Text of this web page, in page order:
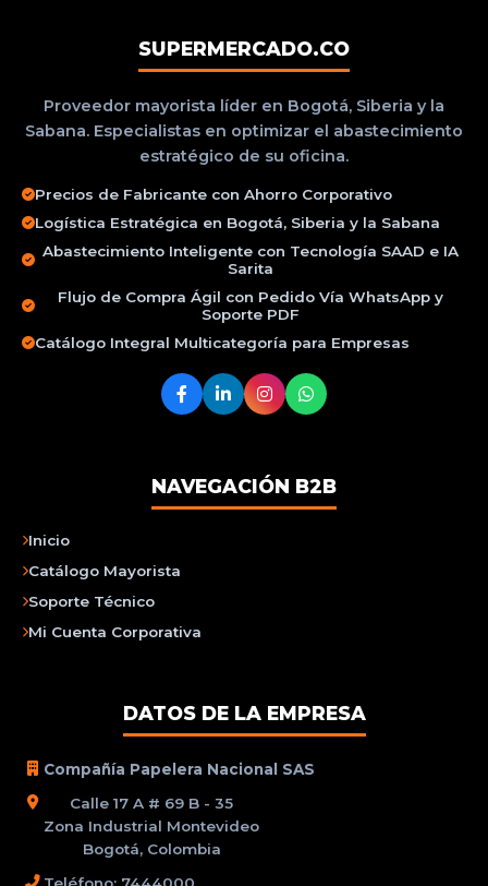
SUPERMERCADO.CO
Proveedor mayorista líder en Bogotá, Siberia y la
Sabana. Especialistas en optimizar el abastecimiento
estratégico de su oficina.
Precios de Fabricante con Ahorro Corporativo
Logística Estratégica en Bogotá, Siberia y la Sabana
Abastecimiento Inteligente con Tecnología SAAD e IA
Sarita
Flujo de Compra Ágil con Pedido Vía WhatsApp y
Soporte PDF
Catálogo Integral Multicategoría para Empresas
NAVEGACIÓN B2B
Inicio
Catálogo Mayorista
Soporte Técnico
Mi Cuenta Corporativa
DATOS DE LA EMPRESA
Compañía Papelera Nacional SAS
Calle 17 A # 69 B - 35
Zona Industrial Montevideo
Bogotá, Colombia